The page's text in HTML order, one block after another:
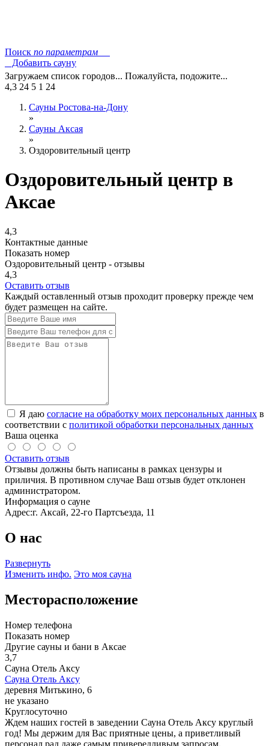
Поиск по параметрам
Добавить сауну
Загружаем список городов... Пожалуйста, подожите...
4,3 24 5 1 24
Сауны Ростова-на-Дону
»
Сауны Аксая
»
Оздоровительный центр
Оздоровительный центр в
Аксае
4,3
Контактные данные
Показать номер
Оздоровительный центр - отзывы
4,3
Оставить отзыв
Каждый оставленный отзыв проходит проверку прежде чем
будет размещен на сайте.
Я даю согласие на обработку моих персональных данных в
соответствии с политикой обработки персональных данных
Ваша оценка
Оставить отзыв
Отзывы должны быть написаны в рамках цензуры и
приличия. В противном случае Ваш отзыв будет отклонен
администратором.
Информация о сауне
Адрес:г. Аксай, 22-го Партсъезда, 11
О нас
Развернуть
Изменить инфо. Это моя сауна
Месторасположение
Номер телефона
Показать номер
Другие сауны и бани в Аксае
3,7
Сауна Отель Аксу
Сауна Отель Аксу
деревня Митькино, 6
не указано
Круглосуточно
Ждем наших гостей в заведении Сауна Отель Аксу круглый
год! Мы держим для Вас приятные цены, а приветливый
персонал рад даже самым привередливым запросам.